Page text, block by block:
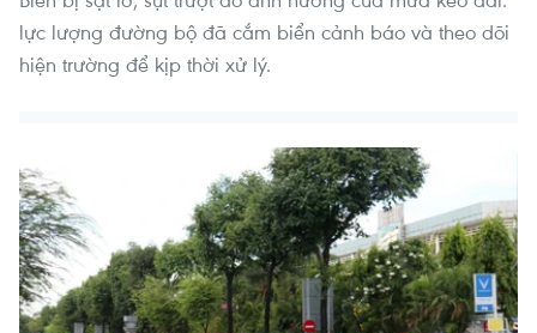
lực lượng đường bộ đã cắm biển cảnh báo và theo dõi
hiện trường để kịp thời xử lý.